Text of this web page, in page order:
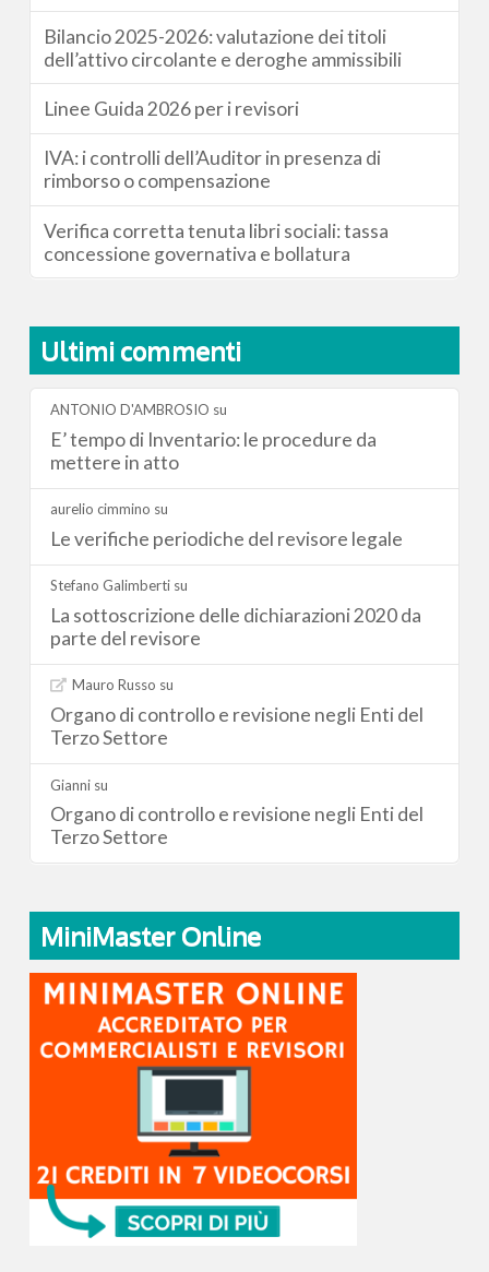
Bilancio 2025-2026: valutazione dei titoli
dell’attivo circolante e deroghe ammissibili
Linee Guida 2026 per i revisori
IVA: i controlli dell’Auditor in presenza di
rimborso o compensazione
Verifica corretta tenuta libri sociali: tassa
concessione governativa e bollatura
Ultimi commenti
ANTONIO D'AMBROSIO su
E’ tempo di Inventario: le procedure da
mettere in atto
aurelio cimmino su
Le verifiche periodiche del revisore legale
Stefano Galimberti su
La sottoscrizione delle dichiarazioni 2020 da
parte del revisore
Mauro Russo su
Organo di controllo e revisione negli Enti del
Terzo Settore
Gianni su
Organo di controllo e revisione negli Enti del
Terzo Settore
MiniMaster Online